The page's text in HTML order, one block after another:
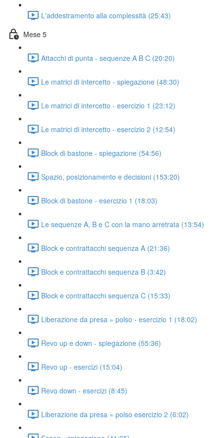
L'addestramento alla complessità (25:43)
Mese 5
Attacchi di punta - sequenze A B C (20:20)
Le matrici di intercetto - spiegazione (48:30)
Le matrici di intercetto - esercizio 1 (23:12)
Le matrici di intercetto - esercizio 2 (12:54)
Block di bastone - spiegazione (54:56)
Spazio, posizionamento e decisioni (153:20)
Block di bastone - esercizio 1 (18:03)
Le sequenze A, B e C con la mano arretrata (13:54)
Block e contrattacchi sequenza A (21:36)
Block e contrattacchi sequenza B (3:42)
Block e contrattacchi sequenza C (15:33)
Liberazione da presa » polso - esercizio 1 (18:02)
Revo up e down - spiegazione (55:36)
Revo up - esercizi (15:04)
Revo down - esercizi (8:45)
Liberazione da presa » polso esercizio 2 (6:02)